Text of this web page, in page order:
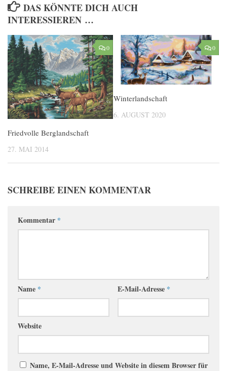
DAS KÖNNTE DICH AUCH
INTERESSIEREN …
0
Friedvolle Berglandschaft
27. MAI 2014
0
Winterlandschaft
6. AUGUST 2020
SCHREIBE EINEN KOMMENTAR
Kommentar *
Name * E-Mail-Adresse *
Website
Name, E-Mail-Adresse und Website in diesem Browser für